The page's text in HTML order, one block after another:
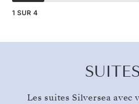
1 SUR 4
SUITES
Les suites Silversea avec